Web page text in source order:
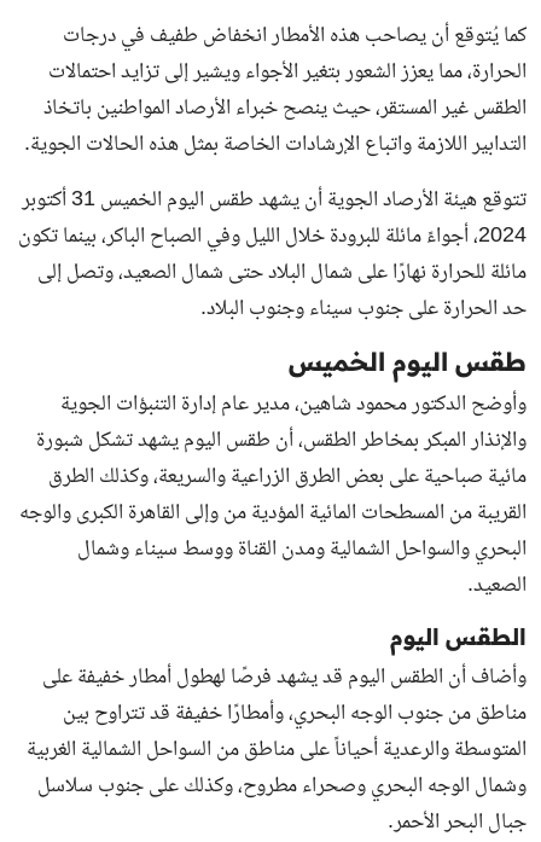
كما يُتوقع أن يصاحب هذه الأمطار انخفاض طفيف في درجات
الحرارة، مما يعزز الشعور بتغير الأجواء ويشير إلى تزايد احتمالات
الطقس غير المستقر، حيث ينصح خبراء الأرصاد المواطنين باتخاذ
التدابير اللازمة واتباع الإرشادات الخاصة بمثل هذه الحالات الجوية.
تتوقع هيئة الأرصاد الجوية أن يشهد طقس اليوم الخميس 31 أكتوبر
2024، أجواءً مائلة للبرودة خلال الليل وفي الصباح الباكر، بينما تكون
مائلة للحرارة نهارًا على شمال البلاد حتى شمال الصعيد، وتصل إلى
حد الحرارة على جنوب سيناء وجنوب البلاد.
طقس اليوم الخميس
وأوضح الدكتور محمود شاهين، مدير عام إدارة التنبؤات الجوية
والإنذار المبكر بمخاطر الطقس، أن طقس اليوم يشهد تشكل شبورة
مائية صباحية على بعض الطرق الزراعية والسريعة، وكذلك الطرق
القريبة من المسطحات المائية المؤدية من وإلى القاهرة الكبرى والوجه
البحري والسواحل الشمالية ومدن القناة ووسط سيناء وشمال
الصعيد.
الطقس اليوم
وأضاف أن الطقس اليوم قد يشهد فرصًا لهطول أمطار خفيفة على
مناطق من جنوب الوجه البحري، وأمطارًا خفيفة قد تتراوح بين
المتوسطة والرعدية أحياناً على مناطق من السواحل الشمالية الغربية
وشمال الوجه البحري وصحراء مطروح، وكذلك على جنوب سلاسل
جبال البحر الأحمر.